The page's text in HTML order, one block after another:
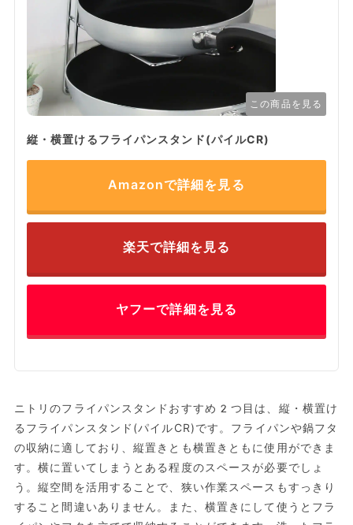
この商品を見る
縦・横置けるフライパンスタンド(パイルCR)
Amazonで詳細を見る
楽天で詳細を見る
ヤフーで詳細を見る
ニトリのフライパンスタンドおすすめ2つ目は、縦・横置け
るフライパンスタンド(パイルCR)です。フライパンや鍋フタ
の収納に適しており、縦置きとも横置きともに使用ができま
す。横に置いてしまうとある程度のスペースが必要でしょ
う。縦空間を活用することで、狭い作業スペースもすっきり
すること間違いありません。また、横置きにして使うとフラ